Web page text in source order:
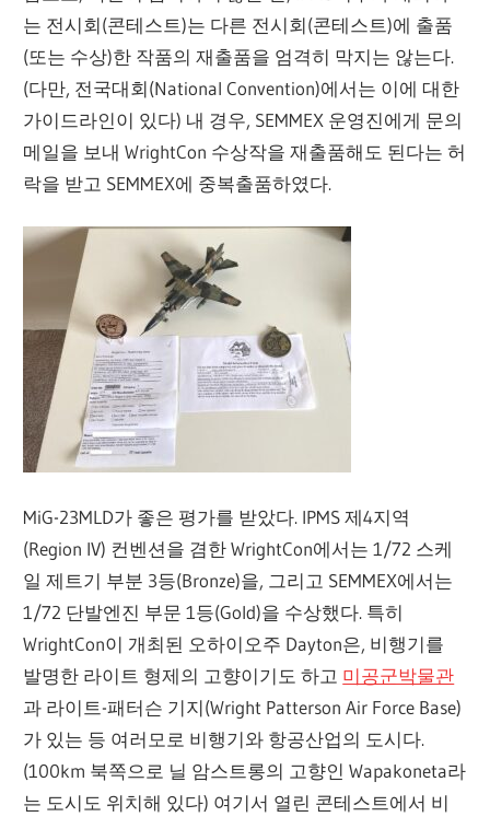
는 전시회(콘테스트)는 다른 전시회(콘테스트)에 출품
(또는 수상)한 작품의 재출품을 엄격히 막지는 않는다.
(다만, 전국대회(National Convention)에서는 이에 대한
가이드라인이 있다) 내 경우, SEMMEX 운영진에게 문의
메일을 보내 WrightCon 수상작을 재출품해도 된다는 허
락을 받고 SEMMEX에 중복출품하였다.
MiG-23MLD가 좋은 평가를 받았다. IPMS 제4지역
(Region IV) 컨벤션을 겸한 WrightCon에서는 1/72 스케
일 제트기 부분 3등(Bronze)을, 그리고 SEMMEX에서는
1/72 단발엔진 부문 1등(Gold)을 수상했다. 특히
WrightCon이 개최된 오하이오주 Dayton은, 비행기를
발명한 라이트 형제의 고향이기도 하고 미공군박물관
과 라이트-패터슨 기지(Wright Patterson Air Force Base)
가 있는 등 여러모로 비행기와 항공산업의 도시다.
(100km 북쪽으로 닐 암스트롱의 고향인 Wapakoneta라
는 도시도 위치해 있다) 여기서 열린 콘테스트에서 비